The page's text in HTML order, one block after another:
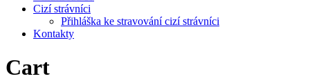
Cizí strávníci
Přihláška ke stravování cizí strávníci
Kontakty
Cart